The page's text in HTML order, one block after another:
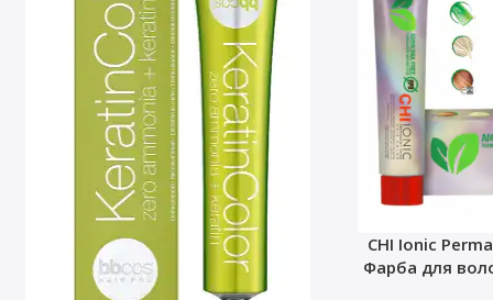
CHI Ionic
Фарба для